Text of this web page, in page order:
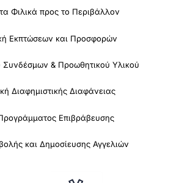
Φιλικά προς το Περιβάλλον
Εκπτώσεων και Προσφορών
Συνδέσμων & Προωθητικού Υλικού
Διαφημιστικής Διαφάνειας
Επιβράβευσης
και Δημοσίευσης Αγγελιών